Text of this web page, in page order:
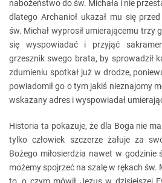
nabożeństwo do św. Michała i nie
dlatego Archanioł ukazał mu się
św. Michał wyprosił umierającemu trzy
się wyspowiadać i przyjąć
grzesznik swego brata, by sprowadził
zdumieniu spotkał już w drodze,
powiadomił go o tym jakiś nieznajomy
wskazany adres i wyspowiadał
Historia ta pokazuje, że dla Boga nie
tylko człowiek szczerze żałuje za
Bożego miłosierdzia nawet w godzinie
możemy spojrzeć na szalę w rękach św.